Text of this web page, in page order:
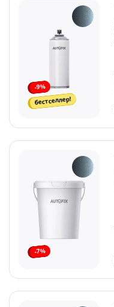
-9%
бестселлер!
-7%